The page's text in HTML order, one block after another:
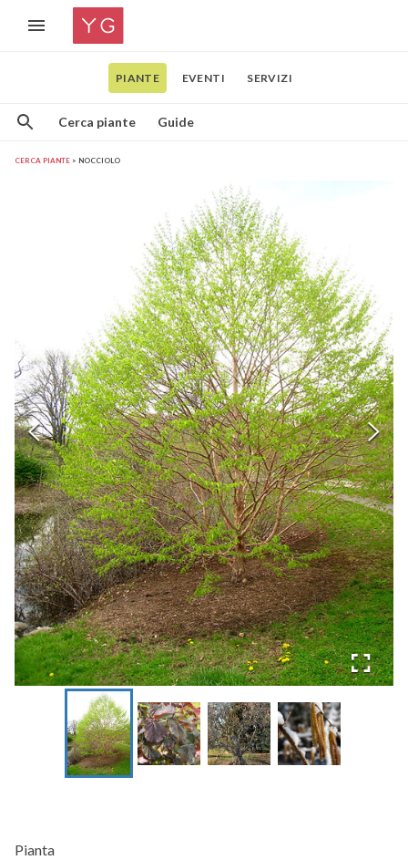
PIANTE EVENTI SERVIZI
Cerca piante Guide
CERCA PIANTE NOCCIOLO
Pianta